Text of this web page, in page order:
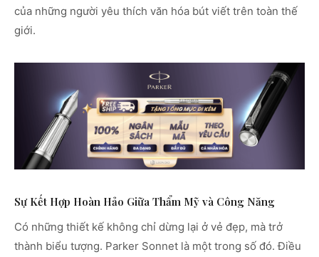
của những người yêu thích văn hóa bút viết trên toàn thế
giới.
Sự Kết Hợp Hoàn Hảo Giữa Thẩm Mỹ và Công Năng
Có những thiết kế không chỉ dừng lại ở vẻ đẹp, mà trở
thành biểu tượng. Parker Sonnet là một trong số đó. Điều